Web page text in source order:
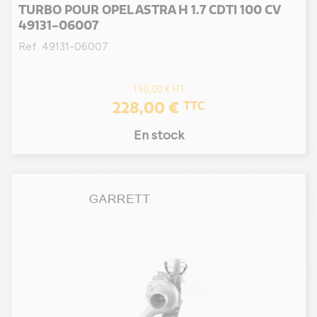
B 16 DTE / B 16 DTH / B 16 DTU
B 16 DTE / B 16 DTU / D 16 DTI
B 16 DTH / D 16 DTH (3)
TURBO POUR OPEL ASTRA H 1.7 CDTI 100 CV
49131-06007
Ref. 49131-06007
190,00 € HT
228,00 € TTC
En stock